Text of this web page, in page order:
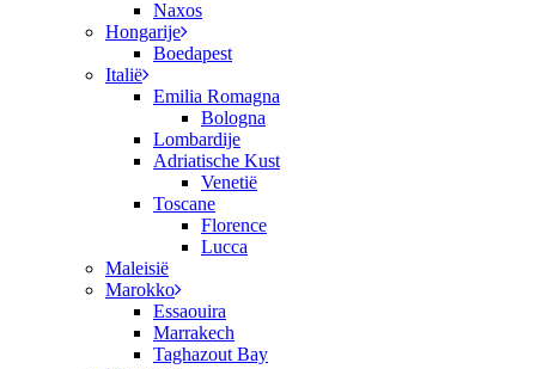
Naxos
Hongarije
Boedapest
Italië
Emilia Romagna
Bologna
Lombardije
Adriatische Kust
Venetië
Toscane
Florence
Lucca
Maleisië
Marokko
Essaouira
Marrakech
Taghazout Bay